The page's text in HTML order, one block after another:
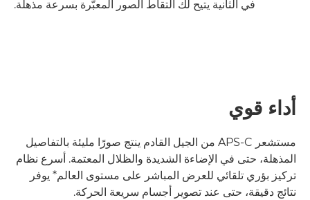
في الثانية يتيح لك التقاط الصور المعبّرة بسرعة مذهلة.
أداء قوي
مستشعر APS-C من الجيل القادم ينتج صورًا مليئة بالتفاصيل
المذهلة، حتى في الإضاءة الشديدة والظلال المعتمة. أسرع نظام
تركيز بؤري تلقائي للعرض المباشر على مستوى العالم* يوفر
نتائج دقيقة، حتى عند تصوير أجسام سريعة الحركة.